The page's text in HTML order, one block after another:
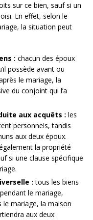
sur ce bien, sauf si un
En effet, selon le
la situation peut
: chacun des époux
possède avant ou
le mariage, la
du conjoint qui l’a
aux acquêts : les
personnels, tandis
aux deux époux.
la propriété
si une clause spécifique
: tous les biens
le mariage,
le mariage, la maison
aux deux